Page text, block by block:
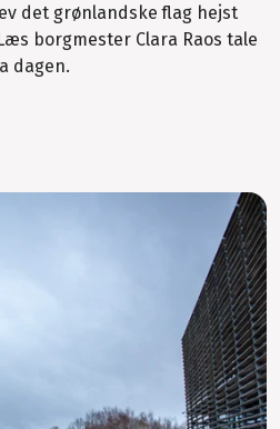
det grønlandske flag hejst
borgmester Clara Raos tale
dagen.